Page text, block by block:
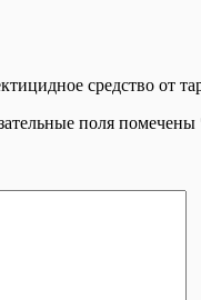
средство
поля помечены